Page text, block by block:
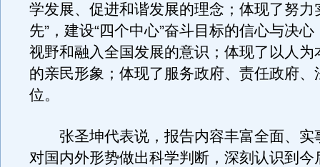
学发展、促进和谐发展的理念；体现了努力
先”，建设“四个中心”奋斗目标的信心与决
视野和融入全国发展的意识；体现了以人为
的亲民形象；体现了服务政府、责任政府、
位。
张圣坤代表说，报告内容丰富全面、实
对国内外形势做出科学判断，深刻认识到今